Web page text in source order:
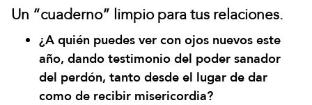
Un “cuaderno” limpio para tus relaciones.
¿A quién puedes ver con ojos nuevos este
año, dando testimonio del poder sanador
del perdón, tanto desde el lugar de dar
como de recibir misericordia?